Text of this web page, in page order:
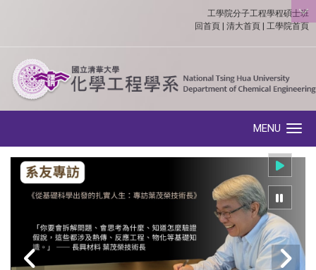
:::
工學院分子工程學程碩士班
回首頁
清大首頁 工學院首頁
MENU